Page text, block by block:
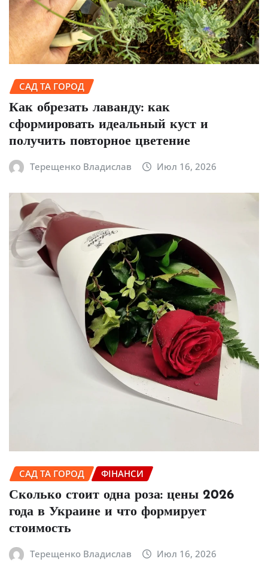
САД ТА ГОРОД
Как обрезать лаванду: как
сформировать идеальный куст и
получить повторное цветение
Терещенко Владислав Июл 16, 2026
САД ТА ГОРОД ФІНАНСИ
Сколько стоит одна роза: цены 2026
года в Украине и что формирует
стоимость
Терещенко Владислав Июл 16, 2026